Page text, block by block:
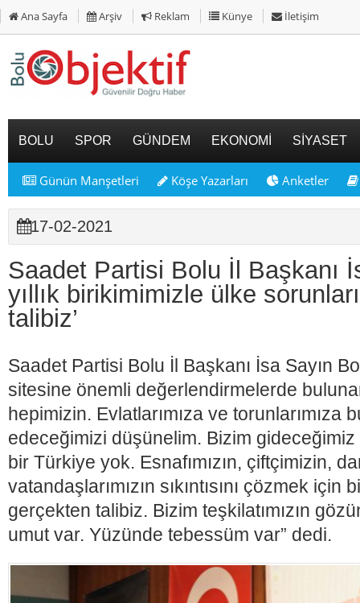
Ana Sayfa Arşiv Reklam Künye İletişim
BOLU SPOR GÜNDEM EKONOMİ SİYASET
Günün Manşetleri Köşe Yazarları Anketler
17-02-2021
Saadet Partisi Bolu İl Başkanı
yıllık birikimimizle ülke
talibiz’
Saadet Partisi Bolu İl Başkanı İsa Sayın
sitesine önemli değerlendirmelerde
hepimizin. Evlatlarımıza ve torunlarımıza
edeceğimizi düşünelim. Bizim
bir Türkiye yok. Esnafımızın, çiftçimizin,
vatandaşlarımızın sıkıntısını çözmek için
gerçekten talibiz. Bizim teşkilatımızın
umut var. Yüzünde tebessüm var” dedi.